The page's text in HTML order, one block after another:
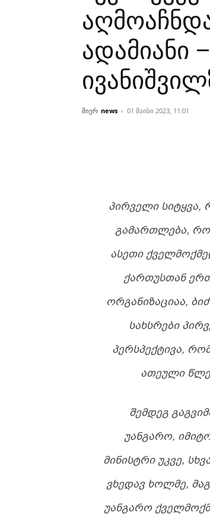
ადამიანი
მიერ news - 01 მაისი 2023, 11:01
ᲞᲘᲠᲕᲔᲚᲘ ᲡᲘᲢᲧᲕᲐ,
ᲒᲐᲛᲐᲠᲗᲚᲔᲑᲐ,
ᲐᲡᲔᲗᲘ
ᲥᲐᲠᲗᲣᲡᲗᲐᲜ
ᲝᲠᲒᲐᲜᲘᲖᲐᲪᲘᲐᲐ,
ᲡᲐᲮᲡᲠᲔᲑᲘ
ᲞᲔᲠᲡᲞᲔᲥᲢᲘᲕᲐ,
ᲐᲗᲔᲣᲚᲘ
ᲨᲔᲛᲓᲔᲒ
ᲣᲐᲜᲒᲐᲠᲝ,
ᲛᲘᲜᲘᲡᲢᲠᲘ ᲣᲙᲕᲔ,
ᲕᲮᲔᲓᲐᲕ ᲮᲝᲚᲛᲔ,
ᲣᲐᲜᲒᲐᲠᲝ